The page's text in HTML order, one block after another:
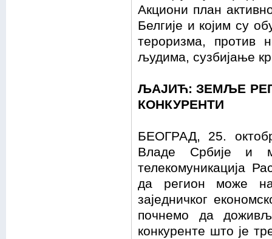
Акциони план
Белгије и којим су
тероризма, против
људима, сузбијање
ЉАЈИЋ: ЗЕМЉЕ
КОНКУРЕНТИ
БЕОГРАД, 25.
Владе Србије и
телекомуникација
да регион може
заједничког
почнемо да
конкуренте што је